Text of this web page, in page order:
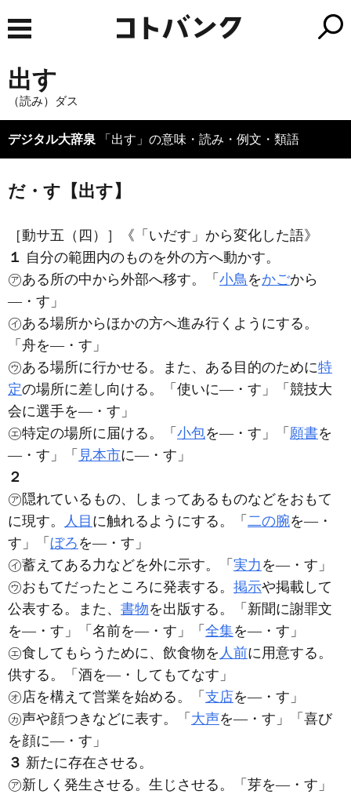
出す
（読み）ダス
デジタル大辞泉 「出す」の意味・読み・例文・類語
だ・す【出す】
［動サ五（四）］
《「いだす」から変化した語》
１ 自分の範囲内のものを外の方へ動かす。
㋐ある所の中から外部へ移す。「 小鳥 をかごから
―・す」
㋑ある場所からほかの方へ進み行くようにする。
「舟を―・す」
㋒ある場所に行かせる。また、ある目的のために特
定の場所に差し向ける。「使いに―・す」「競技大
会に選手を―・す」
㋓特定の場所に届ける。「 小包を―・す」「 願書を
―・す」「 見本市に―・す」
２
㋐隠れているもの、しまってあるものなどをおもて
に現す。
人目 に触れるようにする。「 二の腕を―・
す」「 ぼろ を―・す」
㋑蓄えてある力などを外に示す。「 実力 を―・す」
㋒おもてだったところに発表する。 掲示や掲載して
公表する。また、 書物を出版する。「新聞に謝罪文
を―・す」「名前を―・す」「 全集を―・す」
㋓食してもらうために、飲食物を 人前に用意する。
供する。「酒を―・してもてなす」
㋔店を構えて営業を始める。「 支店を―・す」
㋕声や顔つきなどに表す。「 大声を―・す」「喜び
を顔に―・す」
３ 新たに存在させる。
㋐新しく発生させる。生じさせる。「芽を―・す」